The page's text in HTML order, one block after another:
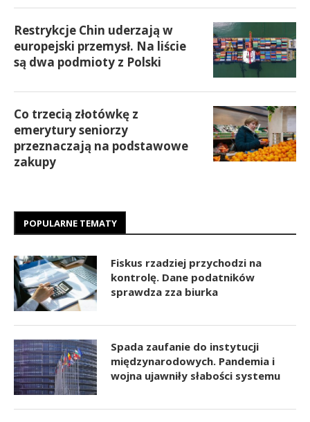
Restrykcje Chin uderzają w
europejski przemysł. Na liście
są dwa podmioty z Polski
Co trzecią złotówkę z
emerytury seniorzy
przeznaczają na podstawowe
zakupy
POPULARNE TEMATY
Fiskus rzadziej przychodzi na
kontrolę. Dane podatników
sprawdza zza biurka
Spada zaufanie do instytucji
międzynarodowych. Pandemia i
wojna ujawniły słabości systemu